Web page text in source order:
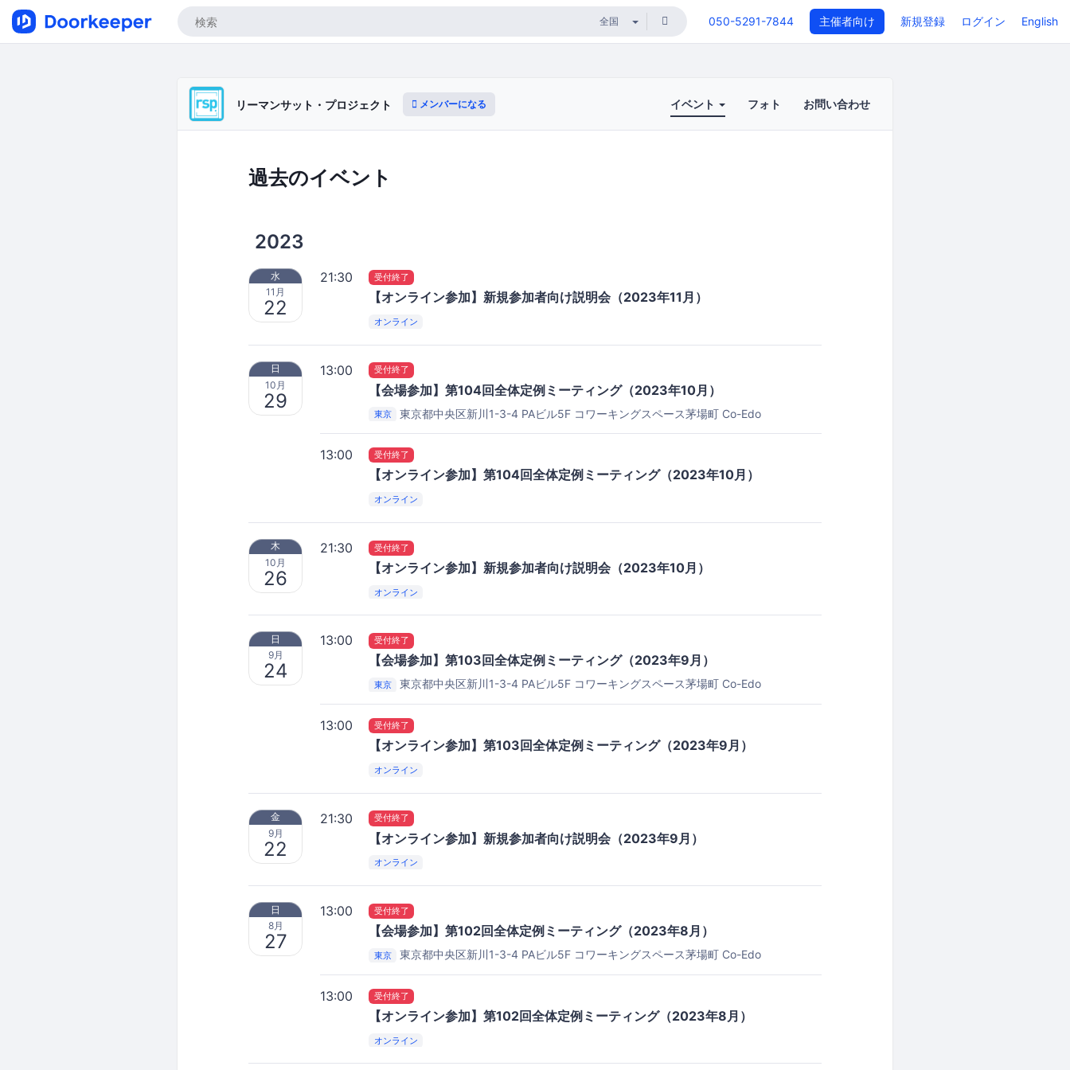
050-5291-7844 主催者向け 新規登録 ログイン English
リーマンサット・プロジェクト メンバーになる イベント フォト お問い合わせ
過去のイベント
2023
水
11月
22
21:30 受付終了
【オンライン参加】新規参加者向け説明会（2023年11月）
オンライン
日
10月
29
13:00 受付終了
【会場参加】第104回全体定例ミーティング（2023年10月）
東京 東京都中央区新川1-3-4 PAビル5F コワーキングスペース茅場町 Co-Edo
13:00 受付終了
【オンライン参加】第104回全体定例ミーティング（2023年10月）
オンライン
木
10月
26
21:30 受付終了
【オンライン参加】新規参加者向け説明会（2023年10月）
オンライン
日
9月
24
13:00 受付終了
【会場参加】第103回全体定例ミーティング（2023年9月）
東京 東京都中央区新川1-3-4 PAビル5F コワーキングスペース茅場町 Co-Edo
13:00 受付終了
【オンライン参加】第103回全体定例ミーティング（2023年9月）
オンライン
金
9月
22
21:30 受付終了
【オンライン参加】新規参加者向け説明会（2023年9月）
オンライン
日
8月
27
13:00 受付終了
【会場参加】第102回全体定例ミーティング（2023年8月）
東京 東京都中央区新川1-3-4 PAビル5F コワーキングスペース茅場町 Co-Edo
13:00 受付終了
【オンライン参加】第102回全体定例ミーティング（2023年8月）
オンライン